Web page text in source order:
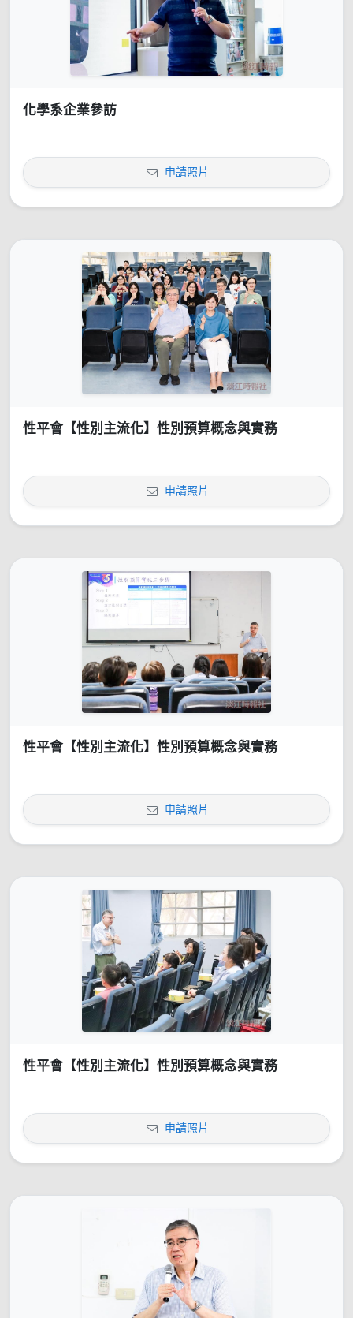
化學系企業參訪
申請照片
性平會【性別主流化】性別預算概念與實務
申請照片
性平會【性別主流化】性別預算概念與實務
申請照片
性平會【性別主流化】性別預算概念與實務
申請照片